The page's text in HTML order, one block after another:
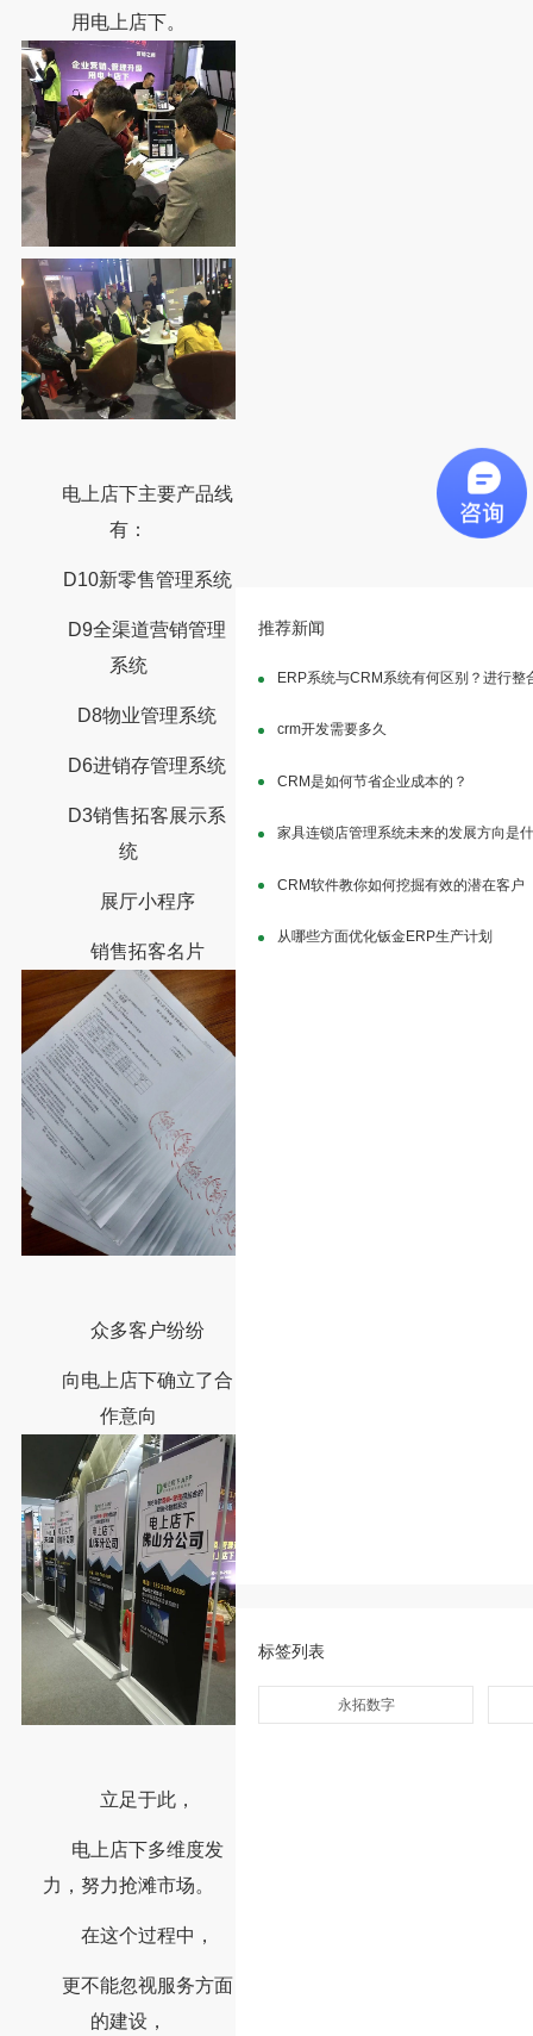
用电上店下。
电上店下主要产品线
有：
D10新零售管理系统
D9全渠道营销管理
系统
D8物业管理系统
D6进销存管理系统
D3销售拓客展示系
统
展厅小程序
销售拓客名片
众多客户纷纷
向电上店下确立了合
作意向
立足于此，
电上店下多维度发
力，努力抢滩市场。
在这个过程中，
更不能忽视服务方面
的建设，
推荐新闻
ERP系统与CRM系统有何区别？进行整
crm开发需要多久
CRM是如何节省企业成本的？
家具连锁店管理系统未来的发展方向是
CRM软件教你如何挖掘有效的潜在客户
从哪些方面优化钣金ERP生产计划
标签列表
永拓数字